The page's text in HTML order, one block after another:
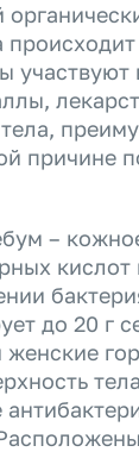
причине
–
до 20 г